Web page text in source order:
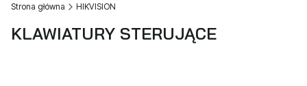
Strona główna HIKVISION
KLAWIATURY STERUJĄCE